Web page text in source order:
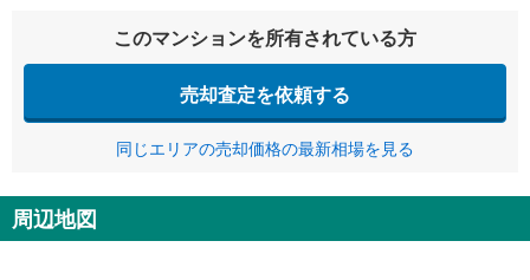
このマンションを所有されている方
売却査定を依頼する
同じエリアの売却価格の最新相場を見る
周辺地図